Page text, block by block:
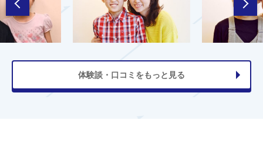
体験談・口コミをもっと見る